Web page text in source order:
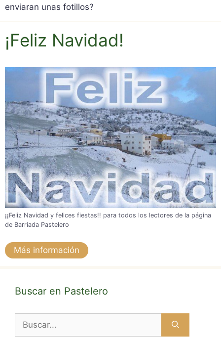
enviaran unas fotillos?
¡Feliz Navidad!
¡¡Feliz Navidad y felices fiestas!! para todos los lectores de la página
de Barriada Pastelero
Más información
Buscar en Pastelero